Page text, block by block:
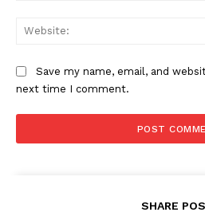
Save my name, email, and
next time I comment.
SHARE